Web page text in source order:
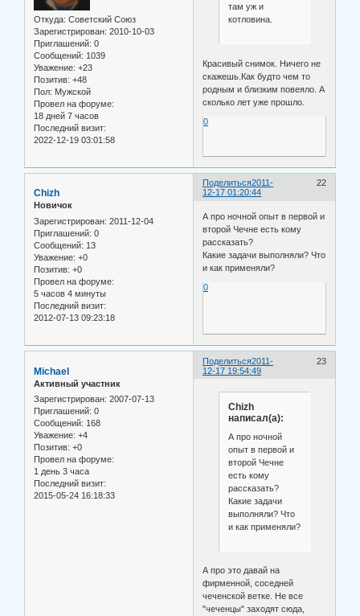
Откуда: Советский Союз
Зарегистрирован: 2010-10-03
Приглашений: 0
Сообщений: 1039
Уважение: +23
Позитив: +48
Пол: Мужской
Провел на форуме:
18 дней 7 часов
Последний визит:
2022-12-19 03:01:58
там уж и
котловина.
Красивый снимок. Ничего не
скажешь.Как будто чем то
родным и близким повеяло. А
сколько лет уже прошло.
0
Поделиться 22
2011-
12-17 01:20:44
Chizh
Новичок
Зарегистрирован: 2011-12-04
Приглашений: 0
Сообщений: 13
Уважение: +0
Позитив: +0
Провел на форуме:
5 часов 4 минуты
Последний визит:
2012-07-13 09:23:18
А про ночной опыт в первой и
второй Чечне есть кому
рассказать?
Какие задачи выполняли? Что
и как применяли?
0
Поделиться 23
2011-
12-17 19:54:49
Michael
Активный участник
Зарегистрирован: 2007-07-13
Приглашений: 0
Сообщений: 168
Уважение: +4
Позитив: +0
Провел на форуме:
1 день 3 часа
Последний визит:
2015-05-24 16:18:33
Chizh
написал(а):
А про ночной
опыт в первой и
второй Чечне
есть кому
рассказать?
Какие задачи
выполняли? Что
и как применяли?
А про это давай на
фирменной, соседней
чеченской ветке. Не все
"чеченцы" заходят сюда,